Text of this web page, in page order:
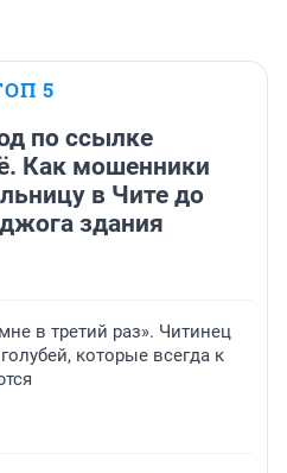
5
по ссылке
Как мошенники
в Чите до
здания
в третий раз». Читинец
которые всегда к